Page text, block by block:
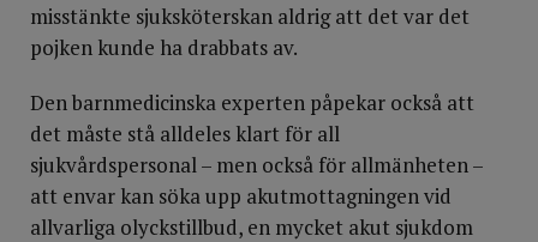
misstänkte sjuksköterskan aldrig att det var det
pojken kunde ha drabbats av.
Den barnmedicinska experten påpekar också att
det måste stå alldeles klart för all
sjukvårdspersonal – men också för allmänheten –
att envar kan söka upp akutmottagningen vid
allvarliga olyckstillbud, en mycket akut sjukdom